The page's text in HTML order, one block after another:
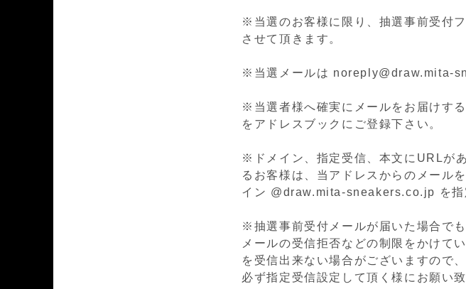
※当選のお客様に限り、抽選事前受付
させて頂きます。
※当選メールは noreply@draw.mita-
※当選者様へ確実にメールをお届け
をアドレスブックにご登録下さい。
※ドメイン、指定受信、本文にURLが
るお客様は、当アドレスからのメール
イン @draw.mita-sneakers.co.jp を指
※抽選事前受付メールが届いた場合で
メールの受信拒否などの制限をかけて
を受信出来ない場合がございますの
必ず指定受信設定して頂く様にお願い致